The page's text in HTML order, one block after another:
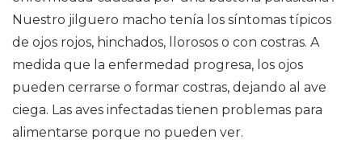
Nuestro jilguero macho tenía los síntomas típicos
de ojos rojos, hinchados, llorosos o con costras. A
medida que la enfermedad progresa, los ojos
pueden cerrarse o formar costras, dejando al ave
ciega. Las aves infectadas tienen problemas para
alimentarse porque no pueden ver.